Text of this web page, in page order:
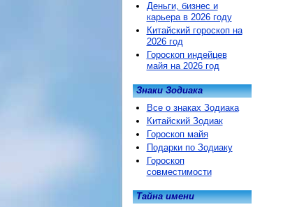
Деньги, бизнес и
карьера в 2026 году
Китайский гороскоп на
2026 год
Гороскоп индейцев
майя на 2026 год
Знаки Зодиака
Все о знаках Зодиака
Китайский Зодиак
Гороскоп майя
Подарки по Зодиаку
Гороскоп
совместимости
Тайна имени